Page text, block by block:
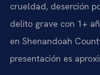
crueldad, deserción
delito grave con 1+
en Shenandoah
presentación es